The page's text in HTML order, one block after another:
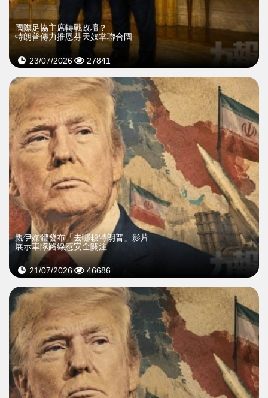
國際足協主席轉戰政壇？
特朗普傳力推恩芬天奴掌聯合國
23/07/2026 27841
親伊媒體發布「去哪殺特朗普」影片
展示車隊路線惹安全關注
21/07/2026 46686